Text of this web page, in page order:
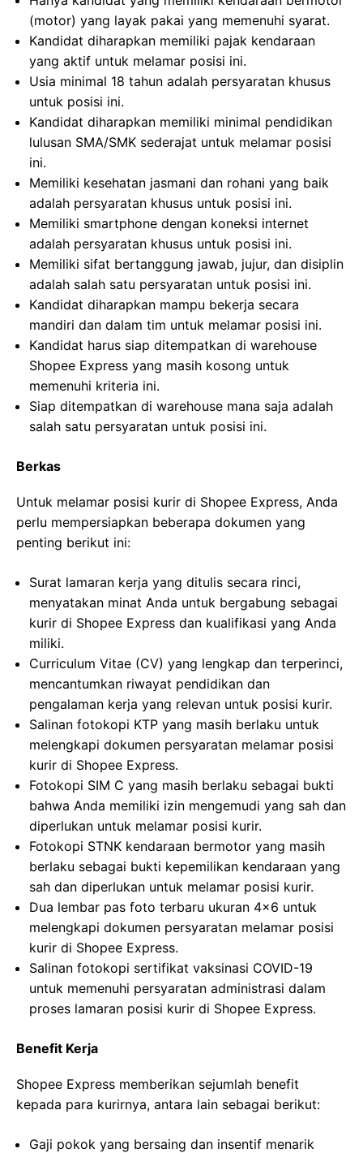
(motor) yang layak pakai yang memenuhi syarat.
Kandidat diharapkan memiliki pajak kendaraan
yang aktif untuk melamar posisi ini.
Usia minimal 18 tahun adalah persyaratan khusus
untuk posisi ini.
Kandidat diharapkan memiliki minimal pendidikan
lulusan SMA/SMK sederajat untuk melamar posisi
ini.
Memiliki kesehatan jasmani dan rohani yang baik
adalah persyaratan khusus untuk posisi ini.
Memiliki smartphone dengan koneksi internet
adalah persyaratan khusus untuk posisi ini.
Memiliki sifat bertanggung jawab, jujur, dan disiplin
adalah salah satu persyaratan untuk posisi ini.
Kandidat diharapkan mampu bekerja secara
mandiri dan dalam tim untuk melamar posisi ini.
Kandidat harus siap ditempatkan di warehouse
Shopee Express yang masih kosong untuk
memenuhi kriteria ini.
Siap ditempatkan di warehouse mana saja adalah
salah satu persyaratan untuk posisi ini.
Berkas
Untuk melamar posisi kurir di Shopee Express, Anda
perlu mempersiapkan beberapa dokumen yang
penting berikut ini:
Surat lamaran kerja yang ditulis secara rinci,
menyatakan minat Anda untuk bergabung sebagai
kurir di Shopee Express dan kualifikasi yang Anda
miliki.
Curriculum Vitae (CV) yang lengkap dan terperinci,
mencantumkan riwayat pendidikan dan
pengalaman kerja yang relevan untuk posisi kurir.
Salinan fotokopi KTP yang masih berlaku untuk
melengkapi dokumen persyaratan melamar posisi
kurir di Shopee Express.
Fotokopi SIM C yang masih berlaku sebagai bukti
bahwa Anda memiliki izin mengemudi yang sah dan
diperlukan untuk melamar posisi kurir.
Fotokopi STNK kendaraan bermotor yang masih
berlaku sebagai bukti kepemilikan kendaraan yang
sah dan diperlukan untuk melamar posisi kurir.
Dua lembar pas foto terbaru ukuran 4×6 untuk
melengkapi dokumen persyaratan melamar posisi
kurir di Shopee Express.
Salinan fotokopi sertifikat vaksinasi COVID-19
untuk memenuhi persyaratan administrasi dalam
proses lamaran posisi kurir di Shopee Express.
Benefit Kerja
Shopee Express memberikan sejumlah benefit
kepada para kurirnya, antara lain sebagai berikut:
Gaji pokok yang bersaing dan insentif menarik